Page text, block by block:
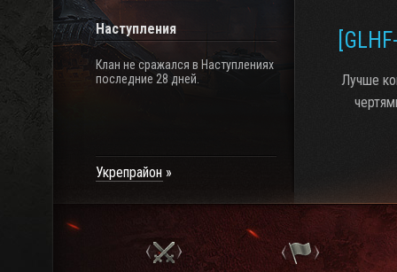
Наступления
Клан не сражался в Наступлениях
последние 28 дней.
Укрепрайон
Лучше